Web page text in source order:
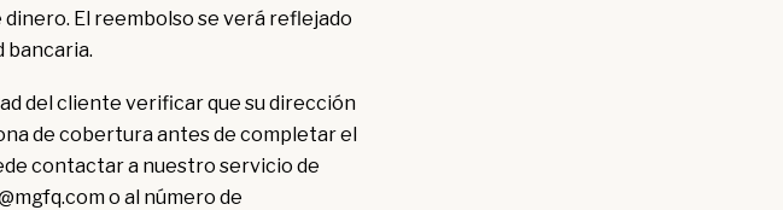
El reembolso se verá reflejado
bancaria.
del cliente verificar que su dirección
de cobertura antes de completar el
contactar a nuestro servicio de
o al número de